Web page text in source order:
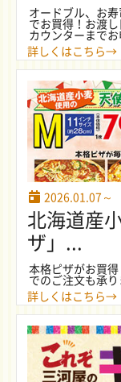
オードブル、お
でお買得！お渡
カウンターまでお
詳しくはこちら→
2026.01.07～
北海道産
ザ」...
本格ピザがお買
でのご注文も承り
詳しくはこちら→